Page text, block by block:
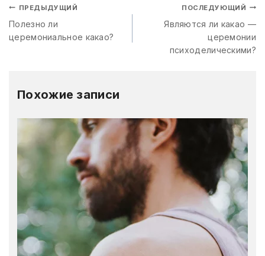
ПРЕДЫДУЩИЙ
Полезно ли
церемониальное какао?
ПОСЛЕДУЮЩИЙ
Являются ли какао —
церемонии
психоделическими?
Похожие записи